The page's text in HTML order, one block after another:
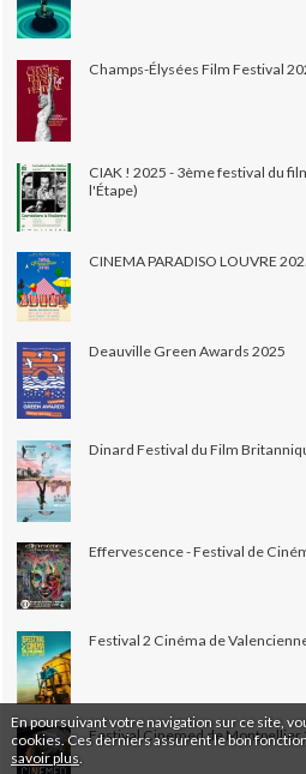
En poursuivant votre navigation sur ce site,
cookies. Ces derniers assurent le bon
savoir plus
Champs-Élysées Film Festival
CIAK ! 2025 - 3ème festival du
l'Étape)
CINEMA PARADISO LOUVRE
Deauville Green Awards 2025
Dinard Festival du Film
Effervescence - Festival de
Festival 2 Cinéma de
Festival Cinemed de Montpellier